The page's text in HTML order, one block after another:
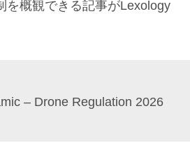
を概観できる記事がLexology
– Drone Regulation 2026